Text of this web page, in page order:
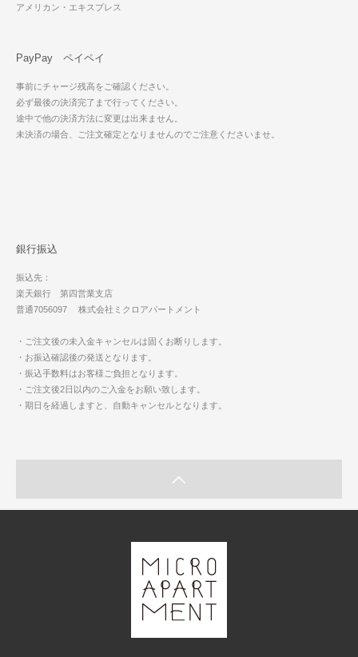
アメリカン・エキスプレス
PayPay ペイペイ
事前にチャージ残高をご確認ください。
必ず最後の決済完了まで行ってください。
途中で他の決済方法に変更は出来ません。
未決済の場合、ご注文確定となりませんのでご注意くださいませ。
銀行振込
振込先：
楽天銀行 第四営業支店
普通7056097 株式会社ミクロアパートメント
・ご注文後の未入金キャンセルは固くお断りします。
・お振込確認後の発送となります。
・振込手数料はお客様ご負担となります。
・ご注文後2日以内のご入金をお願い致します。
・期日を経過しますと、自動キャンセルとなります。